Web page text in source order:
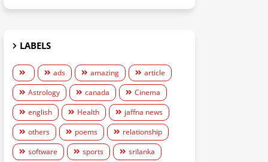
LABELS
ads amazing
article
Astrology
canada
Cinema
english
Health
jaffna news
others
poems
relationship
software
sports
srilanka